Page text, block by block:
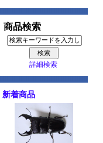
商品検索
詳細検索
新着商品